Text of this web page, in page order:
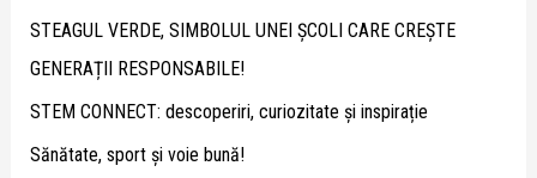
o
r
:
STEAGUL VERDE, SIMBOLUL UNEI ȘCOLI CARE CREȘTE
GENERAȚII RESPONSABILE!
STEM CONNECT: descoperiri, curiozitate și inspirație
Sănătate, sport și voie bună!